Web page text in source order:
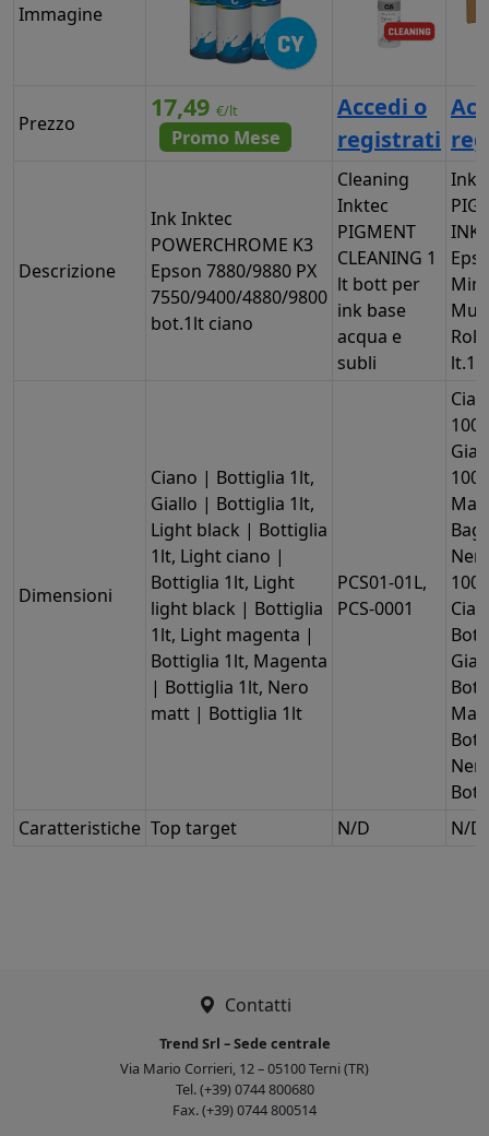
Immagine
Prezzo
17,49 €/lt
Promo Mese
Accedi o
registrati
Descrizione
Ink Inktec
POWERCHROME K3
Epson 7880/9880 PX
7550/9400/4880/9800
bot.1lt ciano
Cleaning
Inktec
PIGMENT
CLEANING 1
lt bott per
ink base
acqua e
subli
Ink
lt.1
Dimensioni
Ciano | Bottiglia 1lt,
Giallo | Bottiglia 1lt,
Light black | Bottiglia
1lt, Light ciano |
Bottiglia 1lt, Light
light black | Bottiglia
1lt, Light magenta |
Bottiglia 1lt, Magenta
| Bottiglia 1lt, Nero
matt | Bottiglia 1lt
PCS01-01L,
PCS-0001
Bag
Caratteristiche Top target N/D N/D
Contatti
Trend Srl – Sede centrale
Via Mario Corrieri, 12 – 05100 Terni (TR)
Tel. (+39) 0744 800680
Fax. (+39) 0744 800514